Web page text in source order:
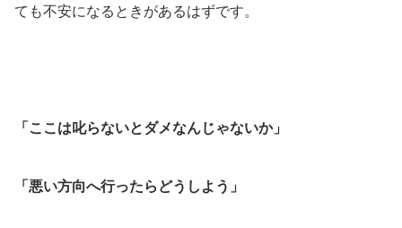
ても不安になるときがあるはずです。
「ここは叱らないとダメなんじゃないか」
「悪い方向へ行ったらどうしよう」